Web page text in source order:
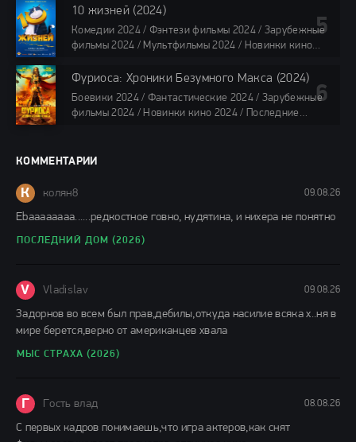
Сериалы в озвучке LostFilm / Сериалы в озвучке
HDrezka Studio / Смотреть фильмы онлайн
все серии по 45 мин.
10 жизней (2024)
Комедии 2024 / Фэнтези фильмы 2024 / Зарубежные
фильмы 2024 / Мультфильмы 2024 / Новинки кино
/ Фильмы 2024 / Популярные фильмы / Смотреть
фильмы онлайн
88 мин.
Фуриоса: Хроники Безумного Макса (2024)
Боевики 2024 / Фантастические 2024 / Зарубежные
фильмы 2024 / Новинки кино 2024 / Последние
фильмы онлайн
КОММЕНТАРИИ
К колян8 09.08.26
Еbaaaaaaaa......редкостное говно, нудятина, и нихера не понятно
ПОСЛЕДНИЙ ДОМ (2026)
V Vladislav 09.08.26
Задорнов во всем был прав,дебилы,откуда насилие всяка х..ня в
мире берется,верно от американцев хвала
МЫС СТРАХА (2026)
Г Гость влад 08.08.26
С первых кадров понимаешь,что игра актеров,как снят